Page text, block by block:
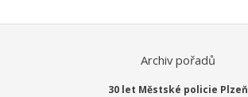
Archiv pořadů
30 let Městské policie Plzeň